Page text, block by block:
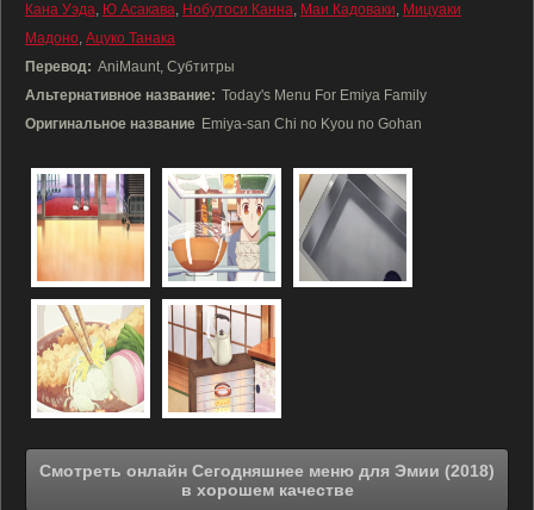
Кана Уэда, Ю Асакава, Нобутоси Канна, Маи Кадоваки, Мицуаки
Мадоно, Ацуко Танака
Перевод: AniMaunt, Субтитры
Альтернативное название: Today's Menu For Emiya Family
Оригинальное название Emiya-san Chi no Kyou no Gohan
Смотреть онлайн Сегодняшнее меню для Эмии (2018)
в хорошем качестве